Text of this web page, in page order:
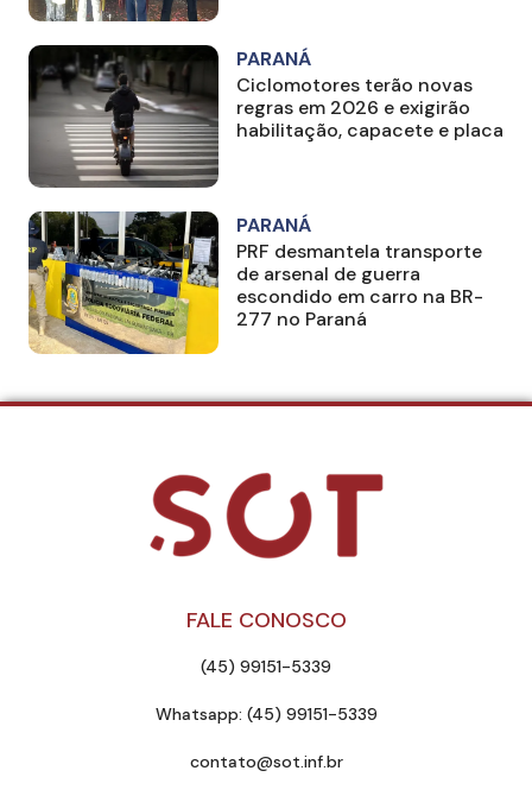
PARANÁ
Ciclomotores terão novas
regras em 2026 e exigirão
habilitação, capacete e placa
PARANÁ
PRF desmantela transporte
de arsenal de guerra
escondido em carro na BR-
277 no Paraná
FALE CONOSCO
(45) 99151-5339
Whatsapp: (45) 99151-5339
contato@sot.inf.br